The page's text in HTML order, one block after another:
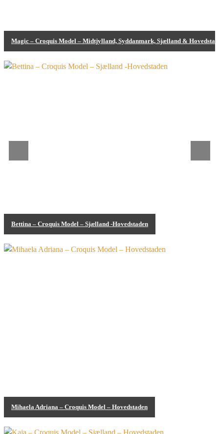
Bodypainting
Magic – Croquis Model – Midtjylland, Syddanmark, Sjælland &
Bodypainting
Bettina – Croquis Model – Sjælland -Hovedstaden
Croquis Model
Mihaela Adriana – Croquis Model – Hovedstaden